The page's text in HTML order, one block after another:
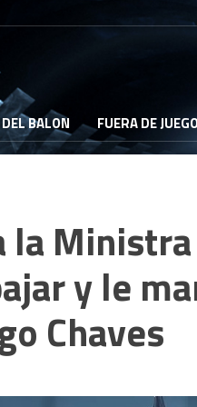
BALON FUERA DE JUEGO
la
y le
Chaves